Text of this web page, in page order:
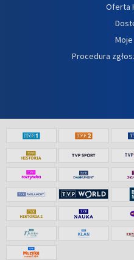
Oferta
Procedura